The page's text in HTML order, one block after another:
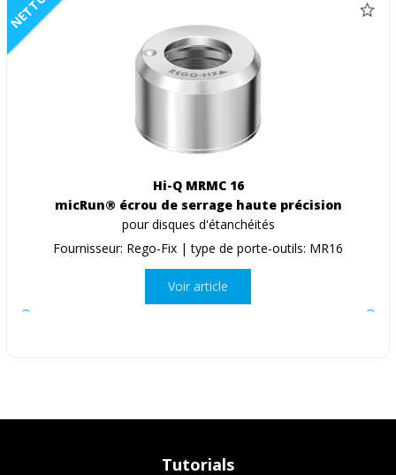
NETTO
Hi-Q MRMC 16
micRun® écrou de serrage haute précision
pour disques d'étanchéités
Fournisseur: Rego-Fix | type de porte-outils: MR16
Voir article
Tutorials